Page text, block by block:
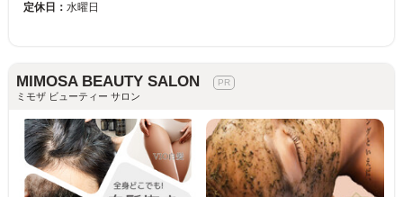
定休日： 水曜日
MIMOSA BEAUTY SALON
ミモザ ビューティー サロン